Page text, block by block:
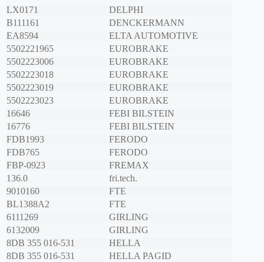
LX0171
DELPHI
B111161
DENCKERMANN
EA8594
ELTA AUTOMOTIVE
5502221965
EUROBRAKE
5502223006
EUROBRAKE
5502223018
EUROBRAKE
5502223019
EUROBRAKE
5502223023
EUROBRAKE
16646
FEBI BILSTEIN
16776
FEBI BILSTEIN
FDB1993
FERODO
FDB765
FERODO
FBP-0923
FREMAX
136.0
fri.tech.
9010160
FTE
BL1388A2
FTE
6111269
GIRLING
6132009
GIRLING
8DB 355 016-531
HELLA
8DB 355 016-531
HELLA PAGID